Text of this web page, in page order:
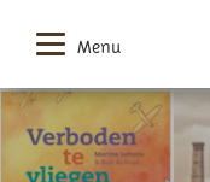
Menu